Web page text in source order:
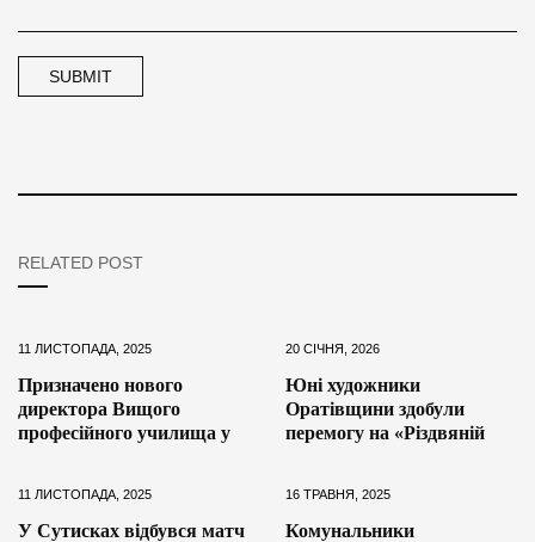
RELATED POST
11 ЛИСТОПАДА, 2025
Призначено нового
директора Вищого
професійного училища у
20 СІЧНЯ, 2026
Юні художники
Оратівщини здобули
перемогу на «Різдвяній
11 ЛИСТОПАДА, 2025
У Сутисках відбувся матч
16 ТРАВНЯ, 2025
Комунальники